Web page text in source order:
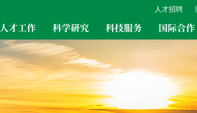
人才招聘
人才工作 科学研究 科技服务 国际合作